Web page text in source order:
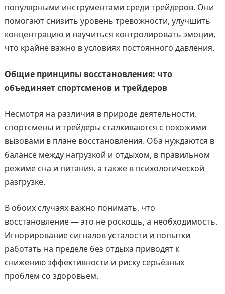
популярными инструментами среди трейдеров. Они
помогают снизить уровень тревожности, улучшить
концентрацию и научиться контролировать эмоции,
что крайне важно в условиях постоянного давления.
Общие принципы восстановления: что
объединяет спортсменов и трейдеров
Несмотря на различия в природе деятельности,
спортсмены и трейдеры сталкиваются с похожими
вызовами в плане восстановления. Оба нуждаются в
балансе между нагрузкой и отдыхом, в правильном
режиме сна и питания, а также в психологической
разгрузке.
В обоих случаях важно понимать, что
восстановление — это не роскошь, а необходимость.
Игнорирование сигналов усталости и попытки
работать на пределе без отдыха приводят к
снижению эффективности и риску серьёзных
проблем со здоровьем.